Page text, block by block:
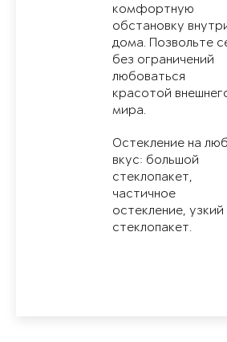
комфортную
обстановку
дома. Позвольте
без ограничений
любоваться
красотой
мира.
Остекление на
вкус: большой
стеклопакет,
частичное
остекление, узкий
стеклопакет.